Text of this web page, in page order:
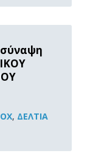
, ΔΕΛΤΊΑ